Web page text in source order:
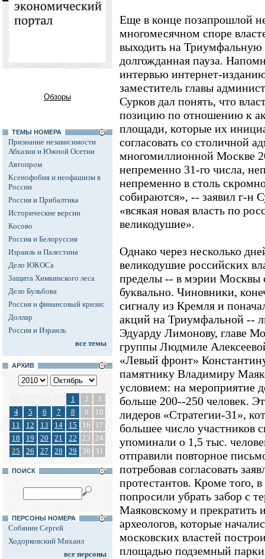
Обзоры
ТЕМЫ НОМЕРА
Признание независимости
Абхазии и Южной Осетии
Автопром
Ксенофобия и неофашизм в
России
Россия и Прибалтика
Исторические версии
Косово
Россия и Белоруссия
Израиль и Палестина
Дело ЮКОСа
Защита Химкинского леса
Дело Бульбова
Россия и финансовый кризис
Доллар
Россия и Израиль
все темы
АРХИВ
1 2
3
4
5 6 7 8 9
10
11
12 13 14 15 16
17
18
19 20 21 22 23 24
25
26 27 28 29 30 31
ПОИСК
ПЕРСОНЫ НОМЕРА
Собянин Сергей
Ходорковский Михаил
все персоны
Еще в конце позапрошлой
многомесячном споре
выходить на
долгожданная пауза.
интервью интернет-
заместитель главы
Сурков дал понять, что
позицию по отношению к
площади, которые их
согласовать со столичной
многомиллионной Москве
непременно 31-го числа,
непременно в столь
собираются», -- заявил г-н
«всякая новая власть по
великодушие».
Однако через несколько
великодушие российских
пределы -- в мэрии Москвы
буквально. Чиновники,
сигналу из Кремля и
акций на Триумфальной --
Эдуарду Лимонову, главе
группы Людмиле
«Левый фронт»
памятнику Владимиру
условием: на мероприятие
больше 200--250 человек.
лидеров «Стратегии-31»,
большее число участников
упоминали о 1,5 тыс.
отправили повторное
потребовав согласовать
протестантов. Кроме того,
попросили убрать забор с
Маяковскому и прекратить
археологов, которые
московских властей
площадью подземный